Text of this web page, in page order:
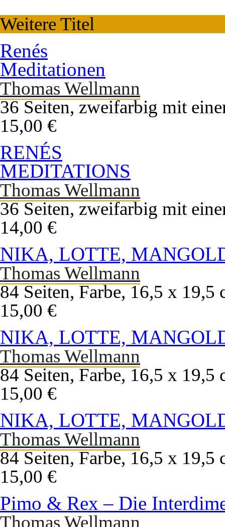
Weitere Titel
Renés
Meditationen
Thomas Wellmann
36 Seiten, zweifarbig mit
15,00 €
RENÉS
MEDITATIONS
Thomas Wellmann
36 Seiten, zweifarbig mit
14,00 €
NIKA, LOTTE,
Thomas Wellmann
84 Seiten, Farbe, 16,5 x 19,5
15,00 €
NIKA, LOTTE,
Thomas Wellmann
84 Seiten, Farbe, 16,5 x 19,5
15,00 €
NIKA, LOTTE,
Thomas Wellmann
84 Seiten, Farbe, 16,5 x 19,5
15,00 €
Pimo & Rex – Die
Thomas Wellmann